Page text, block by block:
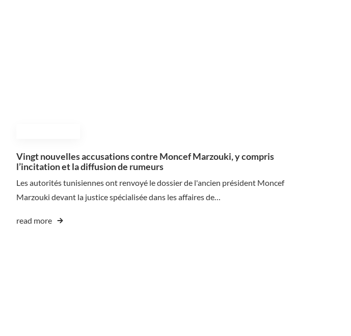
Vingt nouvelles accusations contre Moncef Marzouki, y compris
l’incitation et la diffusion de rumeurs
Les autorités tunisiennes ont renvoyé le dossier de l'ancien président Moncef
Marzouki devant la justice spécialisée dans les affaires de…
read more